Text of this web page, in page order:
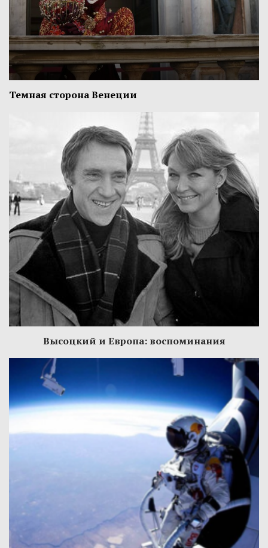
Темная сторона Венеции
Высоцкий и Европа: воспоминания